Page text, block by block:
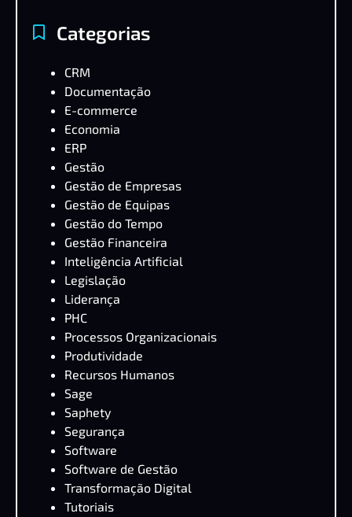
Categorias
CRM
Documentação
E-commerce
Economia
ERP
Gestão
Gestão de Empresas
Gestão de Equipas
Gestão do Tempo
Gestão Financeira
Inteligência Artificial
Legislação
Liderança
PHC
Processos Organizacionais
Produtividade
Recursos Humanos
Sage
Saphety
Segurança
Software
Software de Gestão
Transformação Digital
Tutoriais